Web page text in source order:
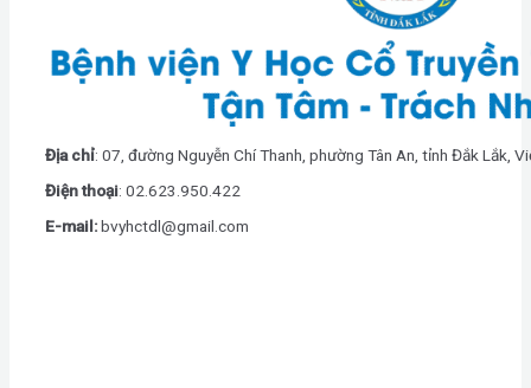
Địa chỉ: 07, đường Nguyễn Chí Thanh, phường Tân An, tỉnh Đắk Lắk,
Điện thoại: 02.623.950.422
E-mail:bvyhctdl@gmail.com